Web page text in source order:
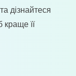
дізнайтеся
її